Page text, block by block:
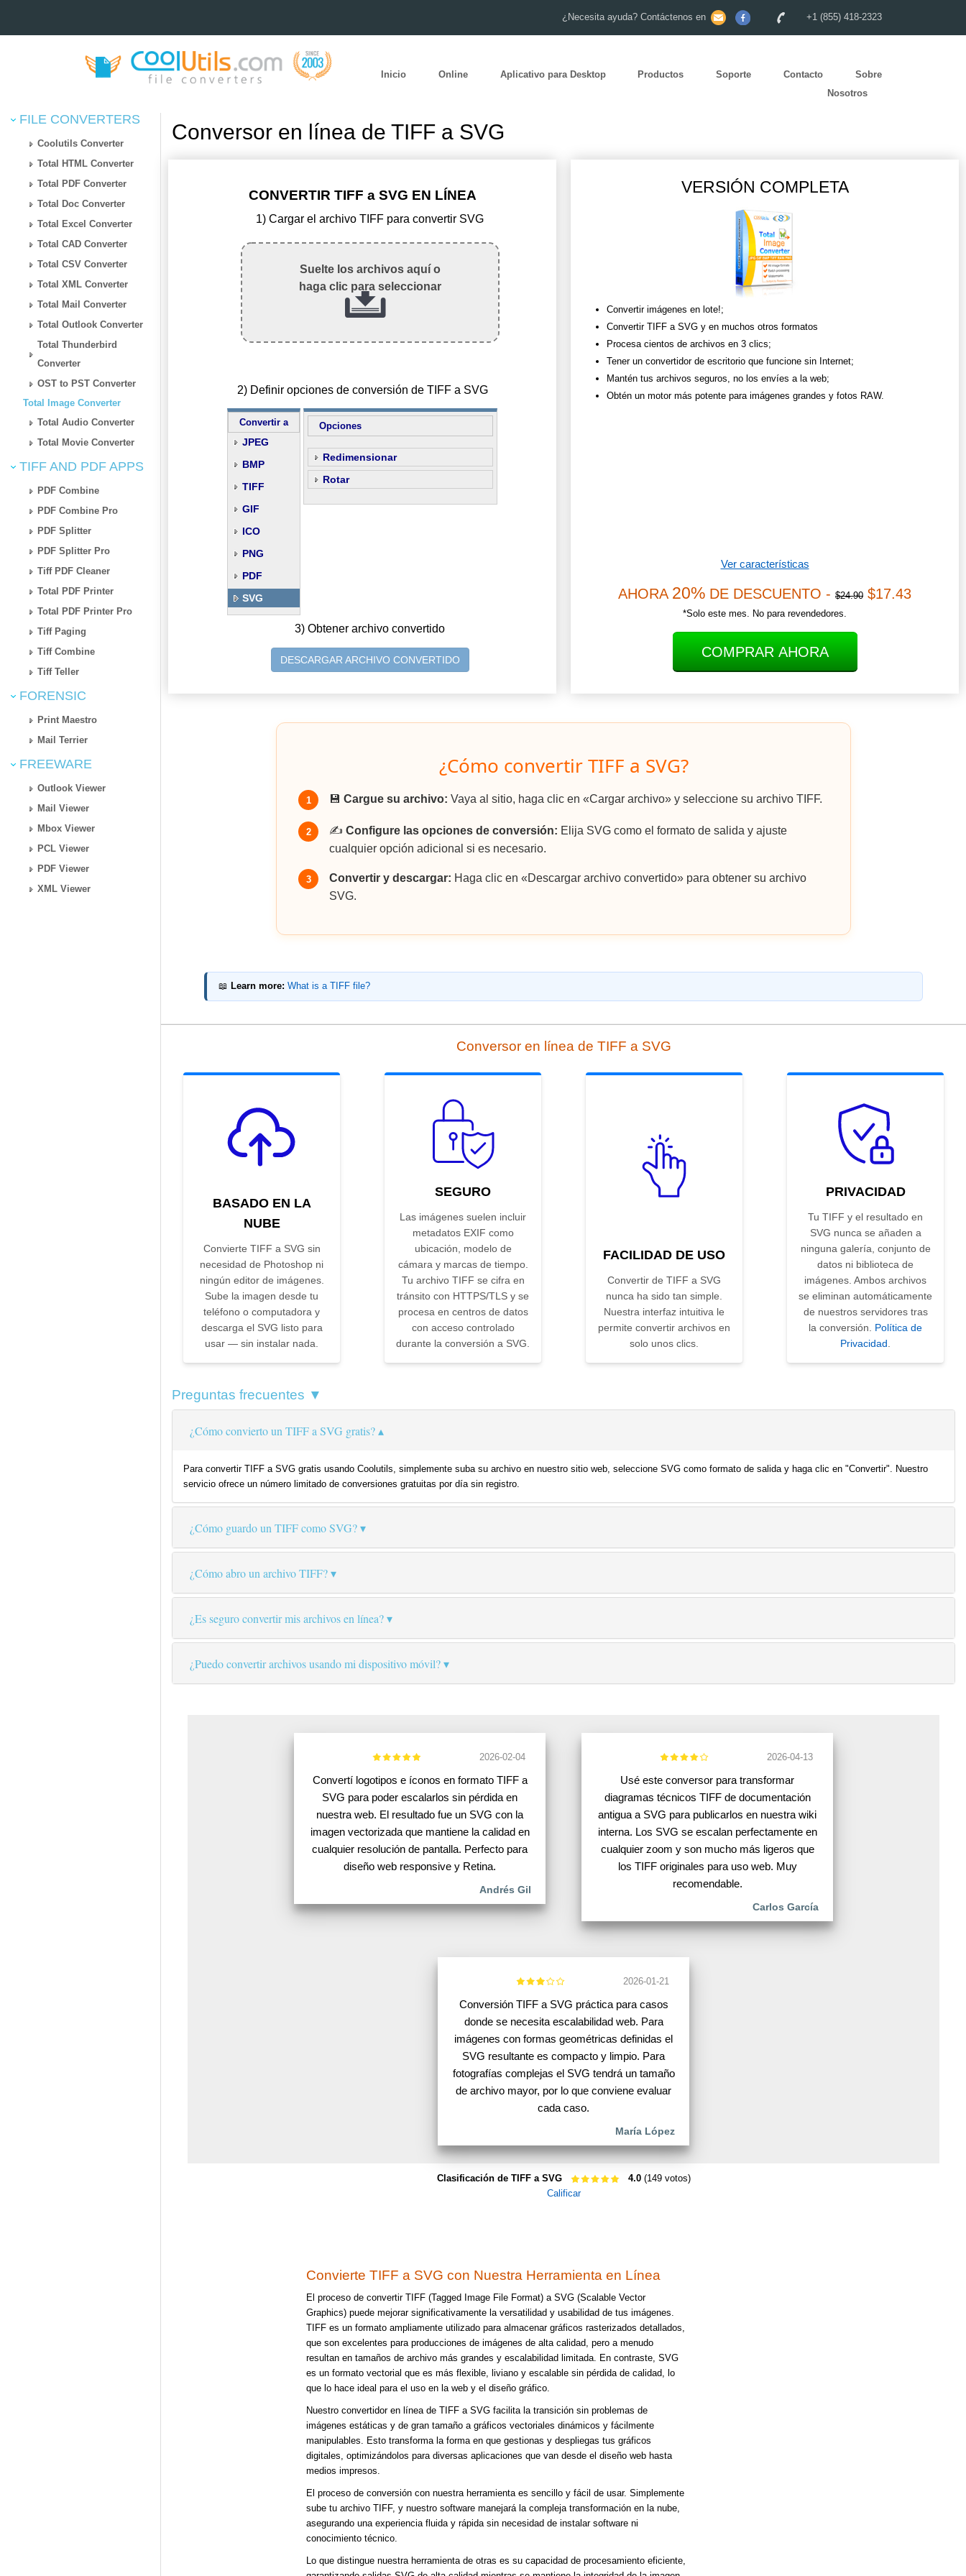
¿Necesita ayuda? Contáctenos en +1 (855) 418-2323
Inicio Online Aplicativo para Desktop Productos Soporte Contacto
Sobre
Nosotros
FILE CONVERTERS
Coolutils Converter
Total HTML Converter
Total PDF Converter
Total Doc Converter
Total Excel Converter
Total CAD Converter
Total CSV Converter
Total XML Converter
Total Mail Converter
Total Outlook Converter
Total Thunderbird
Converter
OST to PST Converter
Total Image Converter
Total Audio Converter
Total Movie Converter
TIFF AND PDF APPS
PDF Combine
PDF Combine Pro
PDF Splitter
PDF Splitter Pro
Tiff PDF Cleaner
Total PDF Printer
Total PDF Printer Pro
Tiff Paging
Tiff Combine
Tiff Teller
FORENSIC
Print Maestro
Mail Terrier
FREEWARE
Outlook Viewer
Mail Viewer
Mbox Viewer
PCL Viewer
PDF Viewer
XML Viewer
Conversor en línea de TIFF a SVG
CONVERTIR TIFF a SVG EN LÍNEA
1) Cargar el archivo TIFF para convertir SVG
Suelte los archivos aquí o
haga clic para seleccionar
2) Definir opciones de conversión de TIFF a SVG
Convertir a
JPEG
BMP
TIFF
GIF
ICO
PNG
PDF
SVG
Opciones
Redimensionar
Rotar
3) Obtener archivo convertido
DESCARGAR ARCHIVO CONVERTIDO
VERSIÓN COMPLETA
Convertir imágenes en lote!;
Convertir TIFF a SVG y en muchos otros formatos
Procesa cientos de archivos en 3 clics;
Tener un convertidor de escritorio que funcione sin Internet;
Mantén tus archivos seguros, no los envíes a la web;
Obtén un motor más potente para imágenes grandes y fotos RAW.
Ver características
AHORA 20% DE DESCUENTO - $24.90 $17.43
*Solo este mes. No para revendedores.
COMPRAR AHORA
¿Cómo convertir TIFF a SVG?
1 💾 Cargue su archivo: Vaya al sitio, haga clic en «Cargar archivo» y seleccione su archivo TIFF.
2 ✍️ Configure las opciones de conversión: Elija SVG como el formato de salida y ajuste
cualquier opción adicional si es necesario.
3 Convertir y descargar: Haga clic en «Descargar archivo convertido» para obtener su archivo
SVG.
📖 Learn more: What is a TIFF file?
Conversor en línea de TIFF a SVG
BASADO EN LA
NUBE
Convierte TIFF a SVG sin
necesidad de Photoshop ni
ningún editor de imágenes.
Sube la imagen desde tu
teléfono o computadora y
descarga el SVG listo para
usar — sin instalar nada.
SEGURO
Las imágenes suelen incluir
metadatos EXIF como
ubicación, modelo de
cámara y marcas de tiempo.
Tu archivo TIFF se cifra en
tránsito con HTTPS/TLS y se
procesa en centros de datos
con acceso controlado
durante la conversión a SVG.
FACILIDAD DE USO
Convertir de TIFF a SVG
nunca ha sido tan simple.
Nuestra interfaz intuitiva le
permite convertir archivos en
solo unos clics.
PRIVACIDAD
Tu TIFF y el resultado en
SVG nunca se añaden a
ninguna galería, conjunto de
datos ni biblioteca de
imágenes. Ambos archivos
se eliminan automáticamente
de nuestros servidores tras
la conversión. Política de
Privacidad.
Preguntas frecuentes ▼
¿Cómo convierto un TIFF a SVG gratis?
Para convertir TIFF a SVG gratis usando Coolutils, simplemente suba su archivo en nuestro sitio web, seleccione SVG como formato de salida y haga clic en "Convertir". Nuestro
servicio ofrece un número limitado de conversiones gratuitas por día sin registro.
¿Cómo guardo un TIFF como SVG?
¿Cómo abro un archivo TIFF?
¿Es seguro convertir mis archivos en línea?
¿Puedo convertir archivos usando mi dispositivo móvil?
2026-02-04
Convertí logotipos e íconos en formato TIFF a
SVG para poder escalarlos sin pérdida en
nuestra web. El resultado fue un SVG con la
imagen vectorizada que mantiene la calidad en
cualquier resolución de pantalla. Perfecto para
diseño web responsive y Retina.
Andrés Gil
2026-04-13
Usé este conversor para transformar
diagramas técnicos TIFF de documentación
antigua a SVG para publicarlos en nuestra wiki
interna. Los SVG se escalan perfectamente en
cualquier zoom y son mucho más ligeros que
los TIFF originales para uso web. Muy
recomendable.
Carlos García
2026-01-21
Conversión TIFF a SVG práctica para casos
donde se necesita escalabilidad web. Para
imágenes con formas geométricas definidas el
SVG resultante es compacto y limpio. Para
fotografías complejas el SVG tendrá un tamaño
de archivo mayor, por lo que conviene evaluar
cada caso.
María López
Clasificación de TIFF a SVG 4.0(149 votos)
Calificar
Convierte TIFF a SVG con Nuestra Herramienta en Línea
El proceso de convertir TIFF (Tagged Image File Format) a SVG (Scalable Vector
Graphics) puede mejorar significativamente la versatilidad y usabilidad de tus imágenes.
TIFF es un formato ampliamente utilizado para almacenar gráficos rasterizados detallados,
que son excelentes para producciones de imágenes de alta calidad, pero a menudo
resultan en tamaños de archivo más grandes y escalabilidad limitada. En contraste, SVG
es un formato vectorial que es más flexible, liviano y escalable sin pérdida de calidad, lo
que lo hace ideal para el uso en la web y el diseño gráfico.
Nuestro convertidor en línea de TIFF a SVG facilita la transición sin problemas de
imágenes estáticas y de gran tamaño a gráficos vectoriales dinámicos y fácilmente
manipulables. Esto transforma la forma en que gestionas y despliegas tus gráficos
digitales, optimizándolos para diversas aplicaciones que van desde el diseño web hasta
medios impresos.
El proceso de conversión con nuestra herramienta es sencillo y fácil de usar. Simplemente
sube tu archivo TIFF, y nuestro software manejará la compleja transformación en la nube,
asegurando una experiencia fluida y rápida sin necesidad de instalar software ni
conocimiento técnico.
Lo que distingue nuestra herramienta de otras es su capacidad de procesamiento eficiente,